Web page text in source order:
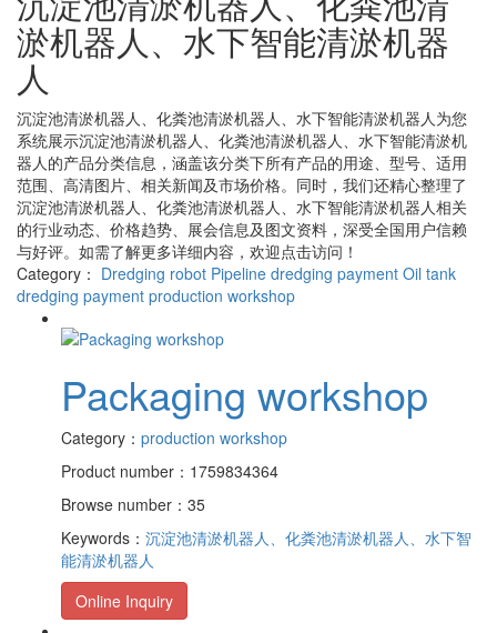
淤机器人、水下智能清淤机器
人
沉淀池清淤机器人、化粪池清淤机器人、水下智能清淤机器人为您
系统展示沉淀池清淤机器人、化粪池清淤机器人、水下智能清淤机
器人的产品分类信息，涵盖该分类下所有产品的用途、型号、适用
范围、高清图片、相关新闻及市场价格。同时，我们还精心整理了
沉淀池清淤机器人、化粪池清淤机器人、水下智能清淤机器人相关
的行业动态、价格趋势、展会信息及图文资料，深受全国用户信赖
与好评。如需了解更多详细内容，欢迎点击访问！
Category： Dredging robot Pipeline dredging payment Oil tank
dredging payment production workshop
Packaging workshop
Category： production workshop
Product number：1759834364
Browse number：35
Keywords： 沉淀池清淤机器人、化粪池清淤机器人、水下智
能清淤机器人
Online Inquiry